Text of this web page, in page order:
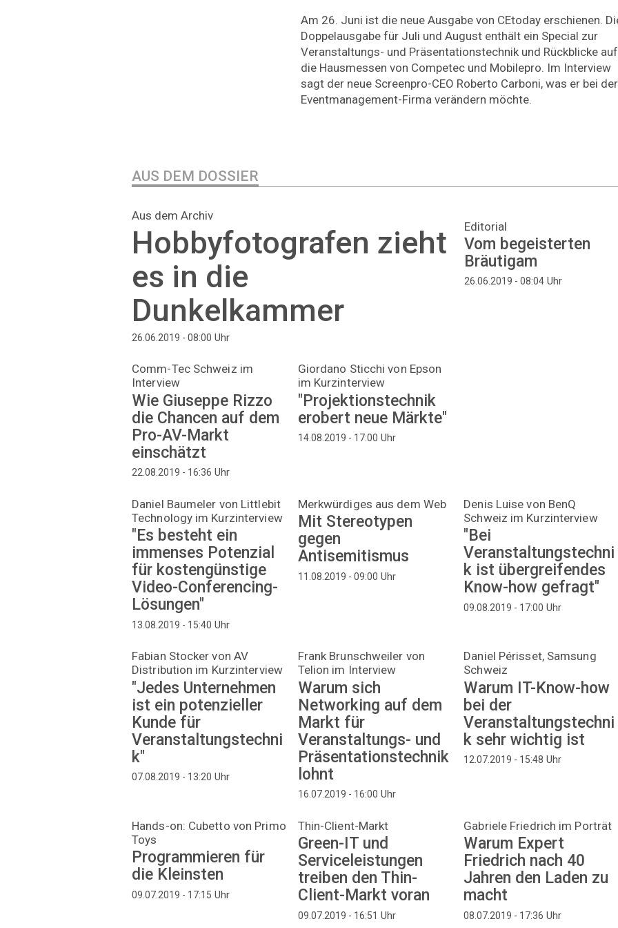
Am 26. Juni ist die neue Ausgabe von CEtoday erschienen.
Doppelausgabe für Juli und August enthält ein Special zur
Veranstaltungs- und Präsentationstechnik und Rückblicke auf
die Hausmessen von Competec und Mobilepro. Im Interview
sagt der neue Screenpro-CEO Roberto Carboni, was er bei der
Eventmanagement-Firma verändern möchte.
AUS DEM DOSSIER
Aus dem Archiv
Hobbyfotografen zieht
es in die
Dunkelkammer
26.06.2019 - 08:00 Uhr
Editorial
Vom begeisterten
Bräutigam
26.06.2019 - 08:04Uhr
Comm-Tec Schweiz im
Interview
Wie Giuseppe Rizzo
die Chancen auf dem
Pro-AV-Markt
einschätzt
22.08.2019 - 16:36 Uhr
Giordano Sticchi von Epson
im Kurzinterview
"Projektionstechnik
erobert neue Märkte"
14.08.2019 - 17:00 Uhr
Daniel Baumeler von Littlebit
Technology im Kurzinterview
"Es besteht ein
immenses Potenzial
für kostengünstige
Video-Conferencing-
Lösungen"
13.08.2019 - 15:40 Uhr
Merkwürdiges aus dem Web
Mit Stereotypen
gegen
Antisemitismus
11.08.2019 - 09:00 Uhr
Denis Luise von BenQ
Schweiz im Kurzinterview
"Bei
Veranstaltungstechni
k ist übergreifendes
Know-how gefragt"
09.08.2019 - 17:00 Uhr
Fabian Stocker von AV
Distribution im Kurzinterview
"Jedes Unternehmen
ist ein potenzieller
Kunde für
Veranstaltungstechni
k"
07.08.2019 - 13:20 Uhr
Frank Brunschweiler von
Telion im Interview
Warum sich
Networking auf dem
Markt für
Veranstaltungs- und
Präsentationstechnik
lohnt
16.07.2019 - 16:00 Uhr
Daniel Périsset, Samsung
Schweiz
Warum IT-Know-how
bei der
Veranstaltungstechni
k sehr wichtig ist
12.07.2019 - 15:48 Uhr
Hands-on: Cubetto von Primo
Toys
Programmieren für
die Kleinsten
09.07.2019 - 17:15 Uhr
Thin-Client-Markt
Green-IT und
Serviceleistungen
treiben den Thin-
Client-Markt voran
09.07.2019 - 16:51 Uhr
Gabriele Friedrich im Porträt
Warum Expert
Friedrich nach 40
Jahren den Laden zu
macht
08.07.2019 - 17:36 Uhr